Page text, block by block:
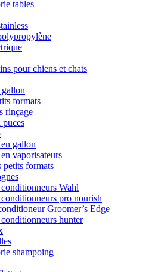
tables
pour chiens et chats
gallon
formats
rinçage
puces
gallon
vaporisateurs
petits formats
Wahl
pro nourish
Groomer’s Edge
hunter
shampoing